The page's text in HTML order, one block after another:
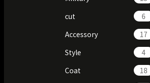
cut
6
Accessory
17
Style
4
Coat
18